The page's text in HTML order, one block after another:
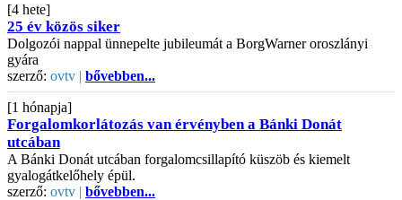
[4 hete]
25 év közös siker
Dolgozói nappal ünnepelte jubileumát a BorgWarner oroszlányi
gyára
szerző: ovtv | bővebben...
[1 hónapja]
Forgalomkorlátozás van érvényben a Bánki Donát
utcában
A Bánki Donát utcában forgalomcsillapító küszöb és kiemelt
gyalogátkelőhely épül.
szerző: ovtv | bővebben...